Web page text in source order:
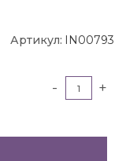
Артикул: IN00793
- +